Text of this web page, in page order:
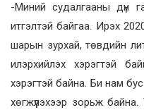
-Миний судалгааны дүн
итгэлтэй байгаа. Ирэх
шарын зурхай, төвдийн
илэрхийлэх хэрэгтэй
хэрэгтэй байна. Би нам
хөгжүүлэхээр зорьж